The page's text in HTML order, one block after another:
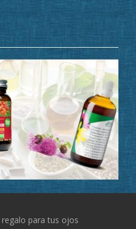
para tus ojos